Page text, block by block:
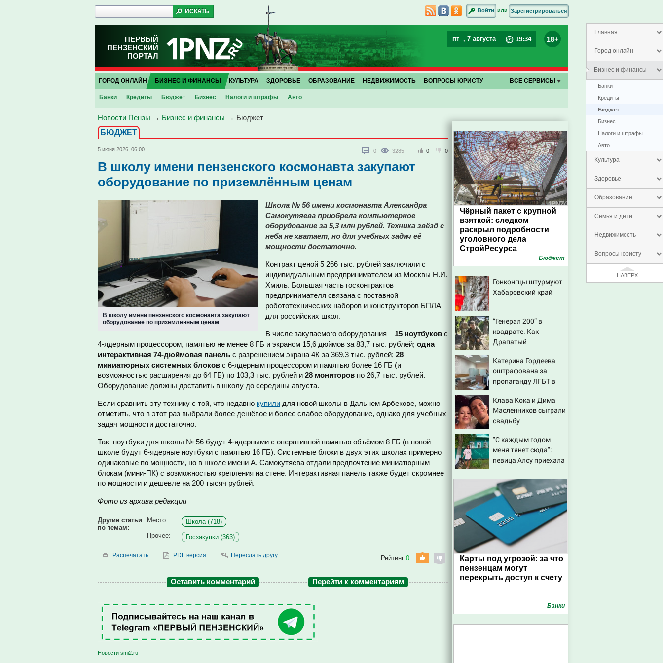
Главная
Город онлайн
Бизнес и финансы
Банки
Кредиты
Бюджет
Бизнес
Налоги и штрафы
Авто
Культура
Здоровье
Образование
Семья и дети
Недвижимость
Вопросы юристу
НАВЕРХ
Войти или Зарегистрироваться
ПЕРВЫЙ
ПЕНЗЕНСКИЙ
ПОРТАЛ
пт , 7 августа 19:34 18+
ГОРОД ОНЛАЙН БИЗНЕС И ФИНАНСЫ
Банки Кредиты Бюджет Бизнес Налоги и штрафы Авто
КУЛЬТУРА ЗДОРОВЬЕ ОБРАЗОВАНИЕ НЕДВИЖИМОСТЬ ВОПРОСЫ ЮРИСТУ ВСЕ СЕРВИСЫ
Новости Пензы → Бизнес и финансы → Бюджет
БЮДЖЕТ
5 июня 2026, 06:00 0 3285 0 0
В школу имени пензенского космонавта закупают
оборудование по приземлённым ценам
В школу имени пензенского космонавта закупают
оборудование по приземлённым ценам
Школа № 56 имени космонавта Александра
Самокутяева приобрела компьютерное
оборудование за 5,3 млн рублей. Техника звёзд с
неба не хватает, но для учебных задач её
мощности достаточно.
Контракт ценой 5 266 тыс. рублей заключили с
индивидуальным предпринимателем из Москвы Н.И.
Хмиль. Большая часть госконтрактов
предпринимателя связана с поставной
робототехнических наборов и конструкторов БПЛА
для российских школ.
В числе закупаемого оборудования – 15 ноутбуков с
4-ядерным процессором, памятью не менее 8 ГБ и экраном 15,6 дюймов за 83,7 тыс. рублей; одна
интерактивная 74-дюймовая панель с разрешением экрана 4К за 369,3 тыс. рублей; 28
миниатюрных системных блоков с 6-ядерным процессором и памятью более 16 ГБ (и
возможностью расширения до 64 ГБ) по 103,3 тыс. рублей и 28 мониторов по 26,7 тыс. рублей.
Оборудование должны доставить в школу до середины августа.
Если сравнить эту технику с той, что недавно купили для новой школы в Дальнем Арбекове, можно
отметить, что в этот раз выбрали более дешёвое и более слабое оборудование, однако для учебных
задач мощности достаточно.
Так, ноутбуки для школы № 56 будут 4-ядерными с оперативной памятью объёмом 8 ГБ (в новой
школе будут 6-ядерные ноутбуки с памятью 16 ГБ). Системные блоки в двух этих школах примерно
одинаковые по мощности, но в школе имени А. Самокутяева отдали предпочтение миниатюрным
блокам (мини-ПК) с возможностью крепления на стене. Интерактивная панель также будет скромнее
по мощности и дешевле на 200 тысяч рублей.
Фото из архива редакции
Другие статьи
по темам:
Место:
Школа (718)
Прочее:
Госзакупки (363)
Распечатать PDF версия Переслать другу Рейтинг 0
Оставить комментарий Перейти к комментариям
Новости smi2.ru
Чёрный пакет с крупной
взяткой: следком
раскрыл подробности
уголовного дела
СтройРесурса
Бюджет
Гонконгцы штурмуют
Хабаровский край
“Генерал 200” в
квадрате. Как
Драпатый
Катерина Гордеева
оштрафована за
пропаганду ЛГБТ в
на Вести.ru
Клава Кока и Дима
Масленников сыграли
свадьбу
"С каждым годом
меня тянет сюда":
певица Алсу приехала
где прошло ее детство
07/08/2026 – Новости
Карты под угрозой: за что
пензенцам могут
перекрыть доступ к счету
Банки